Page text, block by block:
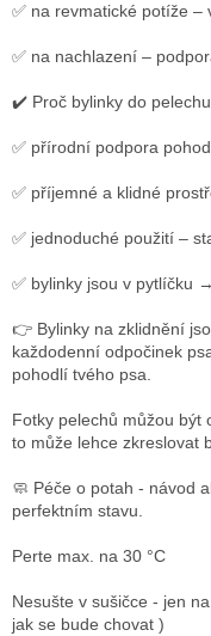
✅ na revmatické potíže
✅ na nachlazení –
✔️ Proč bylinky do
✅ přírodní podpora
✅ příjemné a klidné
✅ jednoduché použití –
✅ bylinky jsou v pytlíčku
👉 Bylinky na zklidnění
každodenní odpočinek
pohodlí tvého psa.
Fotky pelechů můžou být
to může lehce zkreslovat
🧼 Péče o potah - návod
perfektním stavu.
Perte max. na 30 °C
Nesušte v sušičce - jen
jak se bude chovat )